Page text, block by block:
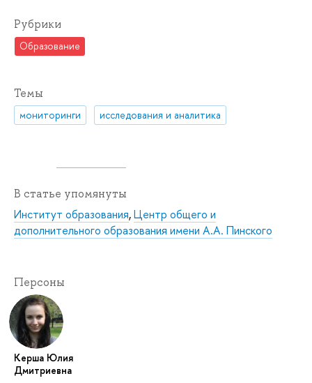
Рубрики
Образование
Темы
мониторинги исследования и аналитика
В статье упомянуты
Институт образования,Центр общего и
дополнительного образования имени А.А. Пинского
Персоны
Керша Юлия
Дмитриевна